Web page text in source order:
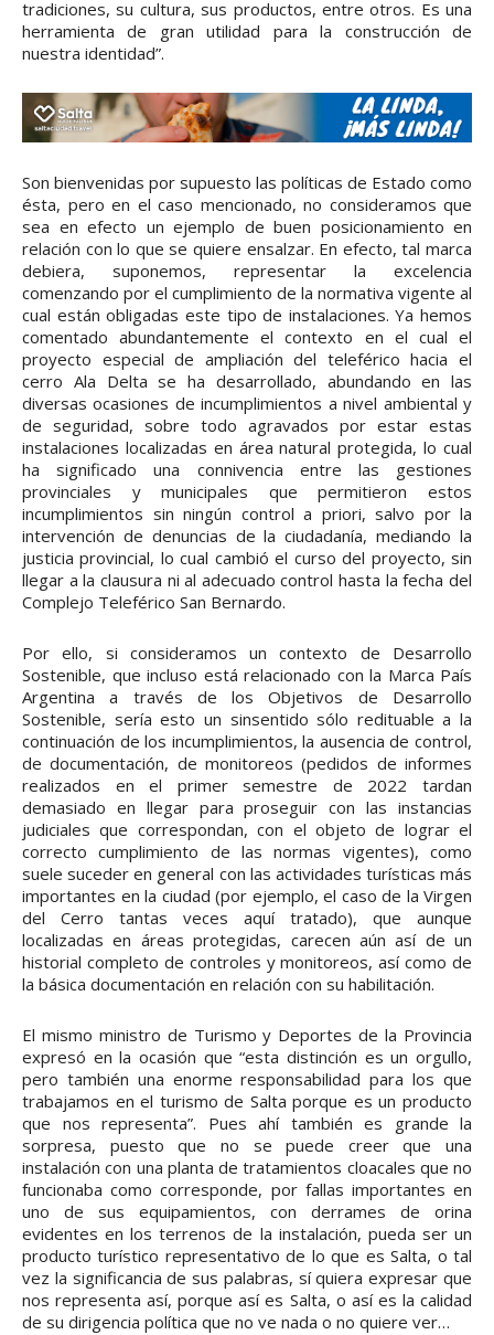
tradiciones, su cultura, sus productos, entre otros. Es una
herramienta de gran utilidad para la construcción de
nuestra identidad”.
Son bienvenidas por supuesto las políticas de Estado como
ésta, pero en el caso mencionado, no consideramos que
sea en efecto un ejemplo de buen posicionamiento en
relación con lo que se quiere ensalzar. En efecto, tal marca
debiera, suponemos, representar la excelencia
comenzando por el cumplimiento de la normativa vigente al
cual están obligadas este tipo de instalaciones. Ya hemos
comentado abundantemente el contexto en el cual el
proyecto especial de ampliación del teleférico hacia el
cerro Ala Delta se ha desarrollado, abundando en las
diversas ocasiones de incumplimientos a nivel ambiental y
de seguridad, sobre todo agravados por estar estas
instalaciones localizadas en área natural protegida, lo cual
ha significado una connivencia entre las gestiones
provinciales y municipales que permitieron estos
incumplimientos sin ningún control a priori, salvo por la
intervención de denuncias de la ciudadanía, mediando la
justicia provincial, lo cual cambió el curso del proyecto, sin
llegar a la clausura ni al adecuado control hasta la fecha del
Complejo Teleférico San Bernardo.
Por ello, si consideramos un contexto de Desarrollo
Sostenible, que incluso está relacionado con la Marca País
Argentina a través de los Objetivos de Desarrollo
Sostenible, sería esto un sinsentido sólo redituable a la
continuación de los incumplimientos, la ausencia de control,
de documentación, de monitoreos (pedidos de informes
realizados en el primer semestre de 2022 tardan
demasiado en llegar para proseguir con las instancias
judiciales que correspondan, con el objeto de lograr el
correcto cumplimiento de las normas vigentes), como
suele suceder en general con las actividades turísticas más
importantes en la ciudad (por ejemplo, el caso de la Virgen
del Cerro tantas veces aquí tratado), que aunque
localizadas en áreas protegidas, carecen aún así de un
historial completo de controles y monitoreos, así como de
la básica documentación en relación con su habilitación.
El mismo ministro de Turismo y Deportes de la Provincia
expresó en la ocasión que “esta distinción es un orgullo,
pero también una enorme responsabilidad para los que
trabajamos en el turismo de Salta porque es un producto
que nos representa”. Pues ahí también es grande la
sorpresa, puesto que no se puede creer que una
instalación con una planta de tratamientos cloacales que no
funcionaba como corresponde, por fallas importantes en
uno de sus equipamientos, con derrames de orina
evidentes en los terrenos de la instalación, pueda ser un
producto turístico representativo de lo que es Salta, o tal
vez la significancia de sus palabras, sí quiera expresar que
nos representa así, porque así es Salta, o así es la calidad
de su dirigencia política que no ve nada o no quiere ver…